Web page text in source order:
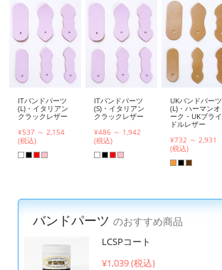
ITバンドパーツ
(L)・イタリアン
クラックレザー
¥537 ～ 2,154
(税込)
ITバンドパーツ
(S)・イタリアン
クラックレザー
¥486 ～ 1,942
(税込)
UKバンドパーツ
(L)・ハーマンオ
ーク・UKブライ
ドルレザー
¥732 ～ 2,931
(税込)
バンドパーツ のおすすめ商品
LCSPコート
¥1,039 (税込)